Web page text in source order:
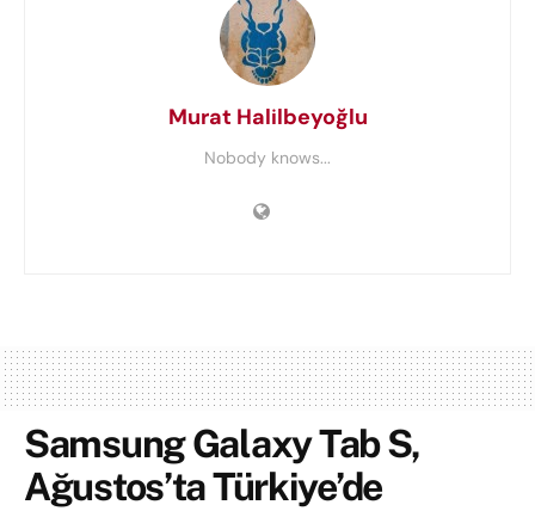
Murat Halilbeyoğlu
Nobody knows...
Samsung Galaxy Tab S,
Ağustos’ta Türkiye’de